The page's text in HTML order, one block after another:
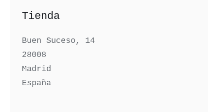
Tienda
Buen Suceso, 14
28008
Madrid
España